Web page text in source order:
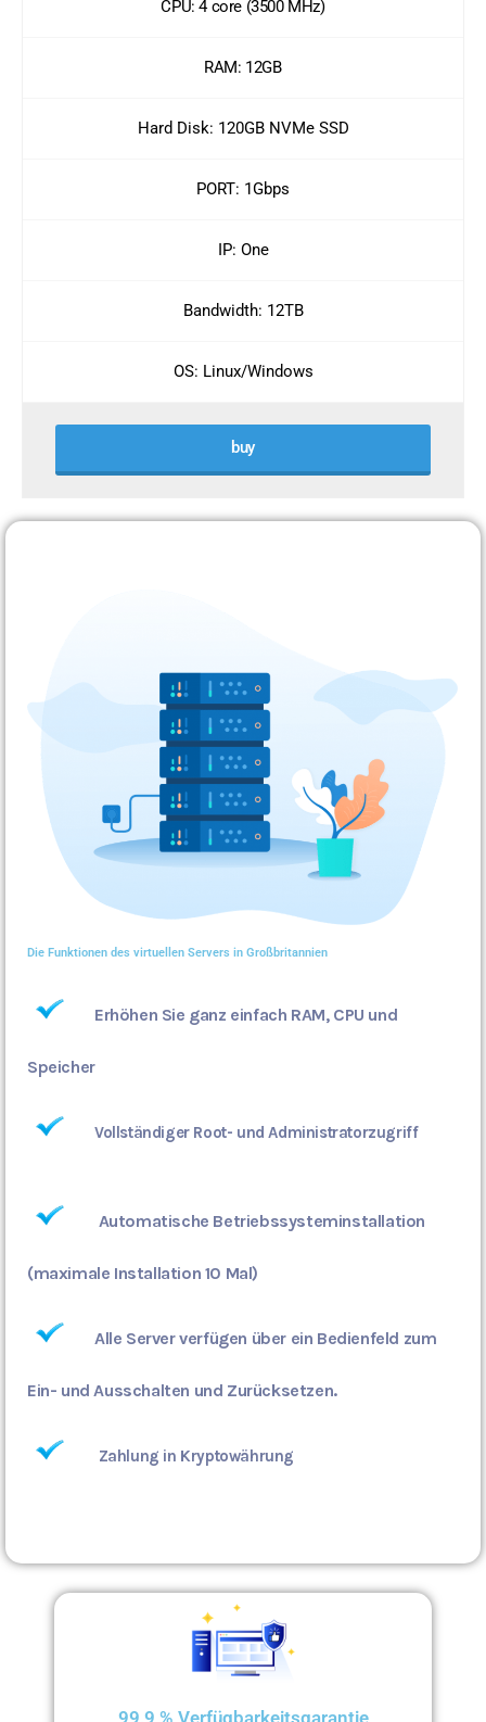
CPU: 4 core (3500 MHz)
RAM: 12GB
Hard Disk: 120GB NVMe SSD
PORT: 1Gbps
IP: One
Bandwidth: 12TB
OS: Linux/Windows
buy
Die Funktionen des virtuellen Servers in Großbritannien
Erhöhen Sie ganz einfach RAM, CPU und
Speicher
Vollständiger Root- und Administratorzugriff
Automatische Betriebssysteminstallation
(maximale Installation 10 Mal)
Alle Server verfügen über ein Bedienfeld zum
Ein- und Ausschalten und Zurücksetzen.
Zahlung in Kryptowährung